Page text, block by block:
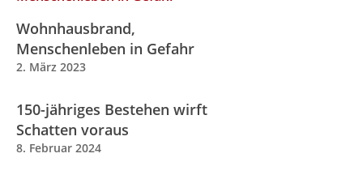
Wohnhausbrand,
Menschenleben in Gefahr
2. März 2023
150-jähriges Bestehen wirft
Schatten voraus
8. Februar 2024